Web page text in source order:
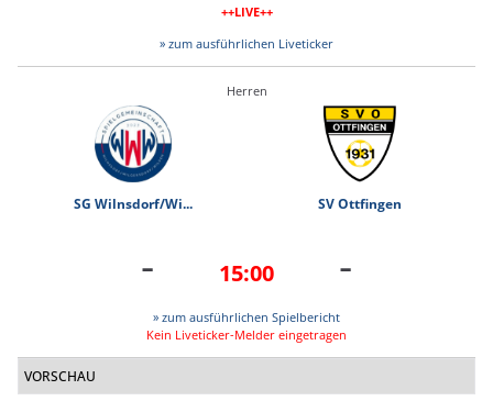
++LIVE++
» zum ausführlichen Liveticker
Herren
SG Wilnsdorf/Wi... SV Ottfingen
- 15:00 -
» zum ausführlichen Spielbericht
Kein Liveticker-Melder eingetragen
VORSCHAU